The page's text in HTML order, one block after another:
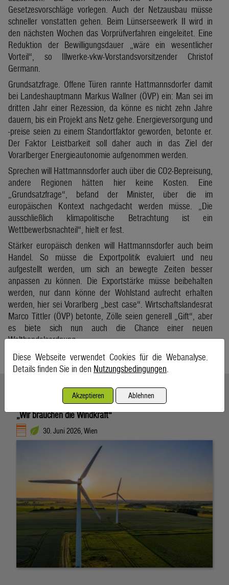
Gesetzesvorschläge vorlegen. Auch der Netzausbau müsse
schneller vonstatten gehen. Beim Lünserseewerk II wird in
den nächsten Wochen das Vorprüfverfahren eingeleitet. Eine
Reduktion der Bewilligungsdauer „wäre ein wesentlicher
Vorteil“, so Illwerke-vkw-Vorstandsvorsitzender Christof
Germann.
Grundsatzfrage. Offene Türen rannte Hattmannsdorfer damit
bei Landeshauptmann Markus Wallner (ÖVP) ein: Man sei im
dritten Jahr einer Rezession, da könne es nicht zehn Jahre
dauern, bis ein Projekt ans Netz gehe. Energieversorgung und
-preise seien zu einem Standortfaktor geworden, betonte er.
Der Faktor Leistbarkeit soll daher auch in das Ziel der
Vorarlberger Energieautonomie aufgenommen werden.
Sprechen will Hattmannsdorfer auch über die CO2-Bepreisung,
andere Regionen hätten hier keine Kosten. Eine
„Grundsatzfrage“, befand der Minister, über die im
europäischen Kontext nachgedacht werden müsse. „Die
ausschließlich klimapolitische Betrachtung ist ein
Wettbewerbsnachteil“, hielt er fest.
Stärker europäisch denken will Hattmannsdorfer auch beim
Handel. So müsse die Exportpolitik evaluiert und neu
aufgestellt werden, um sich an bewegte Zeiten besser
anpassen zu können. Die Exportstärke müsse beibehalten
werden, nur dann könne der Wohlstand aufrecht erhalten
werden, hier sei Vorarlberg „best case“. Wirtschaftslandesrat
Marco Tittler (ÖVP) betonte, Zölle seien generell „Gift“, aber
es biete sich nun auch die Chance einer neuen
Welthandelsordnung.
Neue Vorarlberger Tageszeitung
Ähnliche Artikel weiterlesen
„Wir brauchen die Windkraft“
30. Juni 2026, Wien
Diese Webseite verwendet Cookies für die Webanalyse.
Details finden Sie in den Nutzungsbedingungen
Akzeptieren Ablehnen